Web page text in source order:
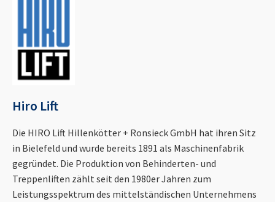
Hiro Lift
Die HIRO Lift Hillenkötter + Ronsieck GmbH hat ihren Sitz
in Bielefeld und wurde bereits 1891 als Maschinenfabrik
gegründet. Die Produktion von Behinderten- und
Treppenliften zählt seit den 1980er Jahren zum
Leistungsspektrum des mittelständischen Unternehmens